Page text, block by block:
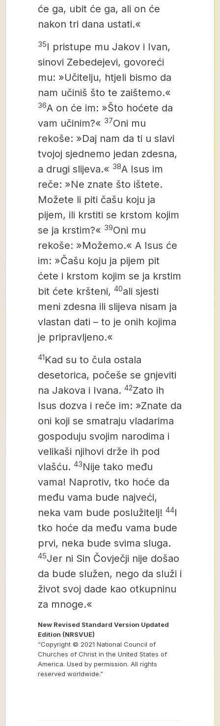
će ga, ubit će ga, ali on će
nakon tri dana ustati.«
35I pristupe mu Jakov i Ivan,
sinovi Zebedejevi, govoreći
mu: »Učitelju, htjeli bismo da
nam učiniš što te zaištemo.«
36A on će im: »Što hoćete da
vam učinim?« 37Oni mu
rekoše: »Daj nam da ti u slavi
tvojoj sjednemo jedan zdesna,
a drugi slijeva.« 38A Isus im
reče: »Ne znate što ištete.
Možete li piti čašu koju ja
pijem, ili krstiti se krstom kojim
se ja krstim?« 39Oni mu
rekoše: »Možemo.« A Isus će
im: »Čašu koju ja pijem pit
ćete i krstom kojim se ja krstim
bit ćete kršteni, 40ali sjesti
meni zdesna ili slijeva nisam ja
vlastan dati – to je onih kojima
je pripravljeno.«
41Kad su to čula ostala
desetorica, počeše se gnjeviti
na Jakova i Ivana. 42Zato ih
Isus dozva i reče im: »Znate da
oni koji se smatraju vladarima
gospoduju svojim narodima i
velikaši njihovi drže ih pod
vlašću. 43Nije tako među
vama! Naprotiv, tko hoće da
među vama bude najveći,
neka vam bude poslužitelj! 44I
tko hoće da među vama bude
prvi, neka bude svima sluga.
45Jer ni Sin Čovječji nije došao
da bude služen, nego da služi i
život svoj dade kao otkupninu
za mnoge.«
New Revised Standard Version Updated
Edition (NRSVUE)
“Copyright © 2021 National Council of
Churches of Christ in the United States of
America. Used by permission. All rights
reserved worldwide.”